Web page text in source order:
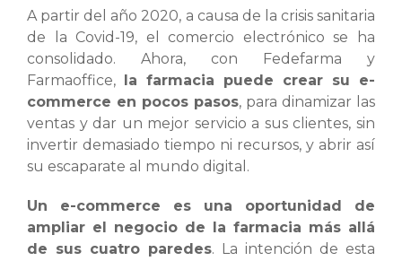
A partir del año 2020, a causa de la crisis sanitaria
de la Covid-19, el comercio electrónico se ha
consolidado. Ahora, con Fedefarma y
Farmaoffice,
la farmacia puede crear su e-
commerce en pocos pasos, para dinamizar las
ventas y dar un mejor servicio a sus clientes, sin
invertir demasiado tiempo ni recursos, y abrir así
su escaparate al mundo digital.
Un e-commerce es una oportunidad de
ampliar el negocio de la farmacia más allá
de sus cuatro paredes. La intención de esta